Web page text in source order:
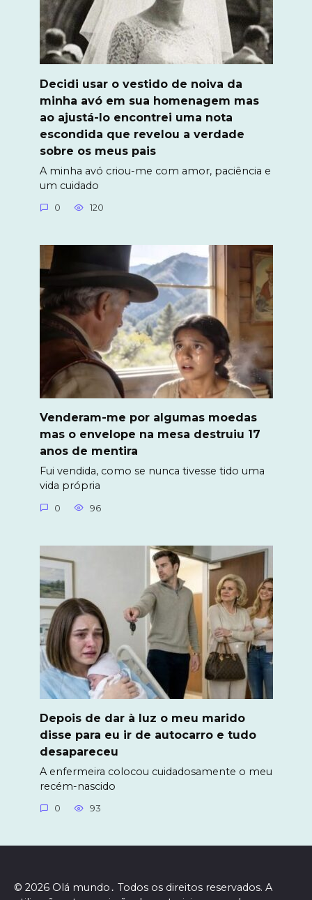
Decidi usar o vestido de noiva da
minha avó em sua homenagem mas
ao ajustá-lo encontrei uma nota
escondida que revelou a verdade
sobre os meus pais
A minha avó criou-me com amor, paciência e
um cuidado
0 120
Venderam-me por algumas moedas
mas o envelope na mesa destruiu 17
anos de mentira
Fui vendida, como se nunca tivesse tido uma
vida própria
0 96
Depois de dar à luz o meu marido
disse para eu ir de autocarro e tudo
desapareceu
A enfermeira colocou cuidadosamente o meu
recém-nascido
0 93
© 2026 Olá mundo․ Todos os direitos reservados. A